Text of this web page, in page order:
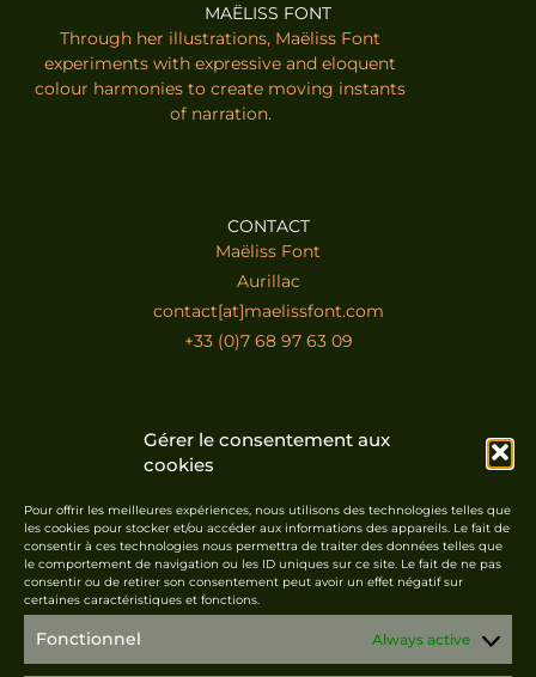
Gérer le consentement aux
cookies
Pour offrir les meilleures expériences, nous utilisons des technologies telles que
les cookies pour stocker et/ou accéder aux informations des appareils. Le fait de
consentir à ces technologies nous permettra de traiter des données telles que
le comportement de navigation ou les ID uniques sur ce site. Le fait de ne pas
consentir ou de retirer son consentement peut avoir un effet négatif sur
certaines caractéristiques et fonctions.
Fonctionnel Always active
MAËLISS FONT
Through her illustrations, Maëliss Font
experiments with expressive and eloquent
colour harmonies to create moving instants
of narration.
CONTACT
Maëliss Font
Aurillac
contact[at]maelissfont.com
+33 (0)7 68 97 63 09
SUSCRIBE TO THE NEWSLETTER
Suscribe